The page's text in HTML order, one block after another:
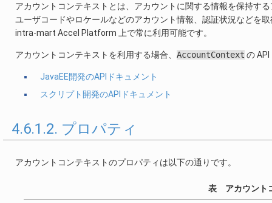
アカウントコンテキストとは、アカウントに関する情報を保持す
ユーザコードやロケールなどのアカウント情報、認証状況などを
intra-mart Accel Platform 上で常に利用可能です。
アカウントコンテキストを利用する場合、 AccountContext の
JavaEE開発のAPIドキュメント
スクリプト開発のAPIドキュメント
4.6.1.2. プロパティ
アカウントコンテキストのプロパティは以下の通りです。
表 アカウント